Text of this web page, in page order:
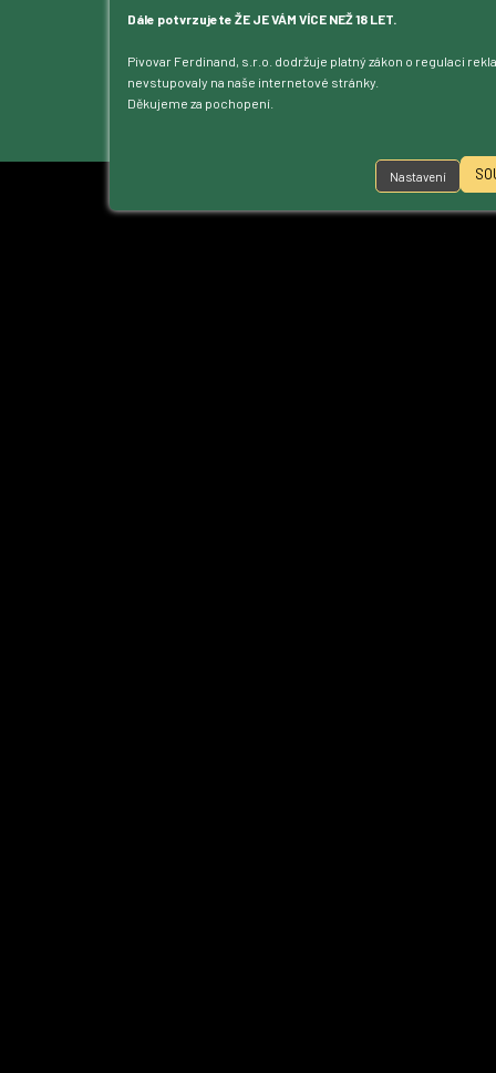
Dále potvrzujete ŽE JE VÁM VÍCE NEŽ 18 LET.
Pivovar Ferdinand, s.r.o. dodržuje platný zákon o regulaci
nevstupovaly na naše internetové stránky.
Děkujeme za pochopení.
Nastavení
Kontakt
Ke stažení
Přístupnost
Nastavení cookies